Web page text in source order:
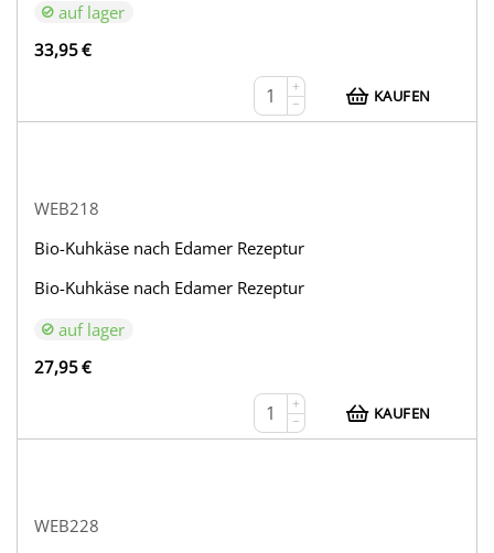
auf lager
33,95€
+
−
KAUFEN
WEB218
Bio-Kuhkäse nach Edamer Rezeptur
Bio-Kuhkäse nach Edamer Rezeptur
auf lager
27,95€
+
−
KAUFEN
WEB228